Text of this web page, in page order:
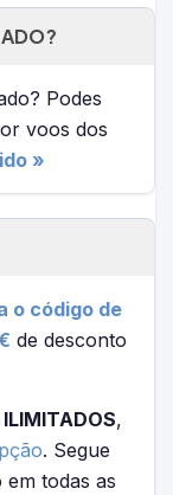
Podes
voos dos
»
o código de
de desconto
,
. Segue
todas as